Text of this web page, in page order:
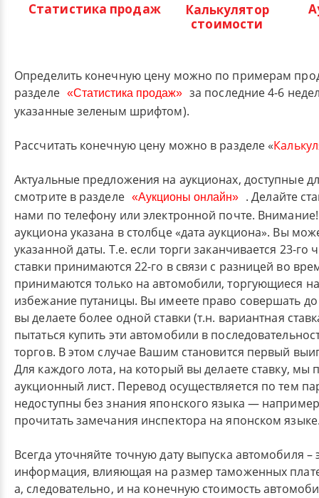
Статистика продаж
Калькулятор
стоимости
Определить конечную цену можно по примерам
разделе
за последние 4-6
указанные зеленым шрифтом).
Рассчитать конечную цену можно в разделе «
Актуальные предложения на аукционах, доступные
смотрите в разделе
. Делайте
нами по телефону или электронной почте.
аукциона указана в столбце «дата аукциона». Вы
указанной даты. Т.е. если торги заканчивается 23-го
ставки принимаются 22-го в связи с разницей во
принимаются только на автомобили, торгующиеся
избежание путаницы. Вы имеете право совершать до
вы делаете более одной ставки (т.н. вариантная
пытаться купить эти автомобили в
торгов. В этом случае Вашим становится первый
Для каждого лота, на который вы делаете ставку, мы
аукционный лист. Перевод осуществляется по тем
недоступны без знания японского языка —
прочитать замечания инспектора на японском
Всегда уточняйте точную дату выпуска автомобиля –
информация, влияющая на размер таможенных
а, следовательно, и на конечную стоимость